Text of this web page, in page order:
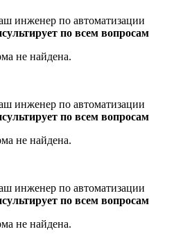
инженер по автоматизации
по всем вопросам
не найдена.
инженер по автоматизации
по всем вопросам
не найдена.
инженер по автоматизации
по всем вопросам
не найдена.